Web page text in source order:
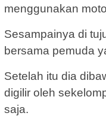
menggunakan
Sesampainya di
bersama pemuda
Setelah itu dia
digilir oleh
saja.